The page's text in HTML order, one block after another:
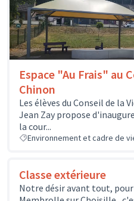
Espace "Au Frais" au
Chinon
Les élèves du Conseil de la
Jean Zay propose
la cour...
Environnement et cadre de
Classe extérieure
Notre désir avant tout,